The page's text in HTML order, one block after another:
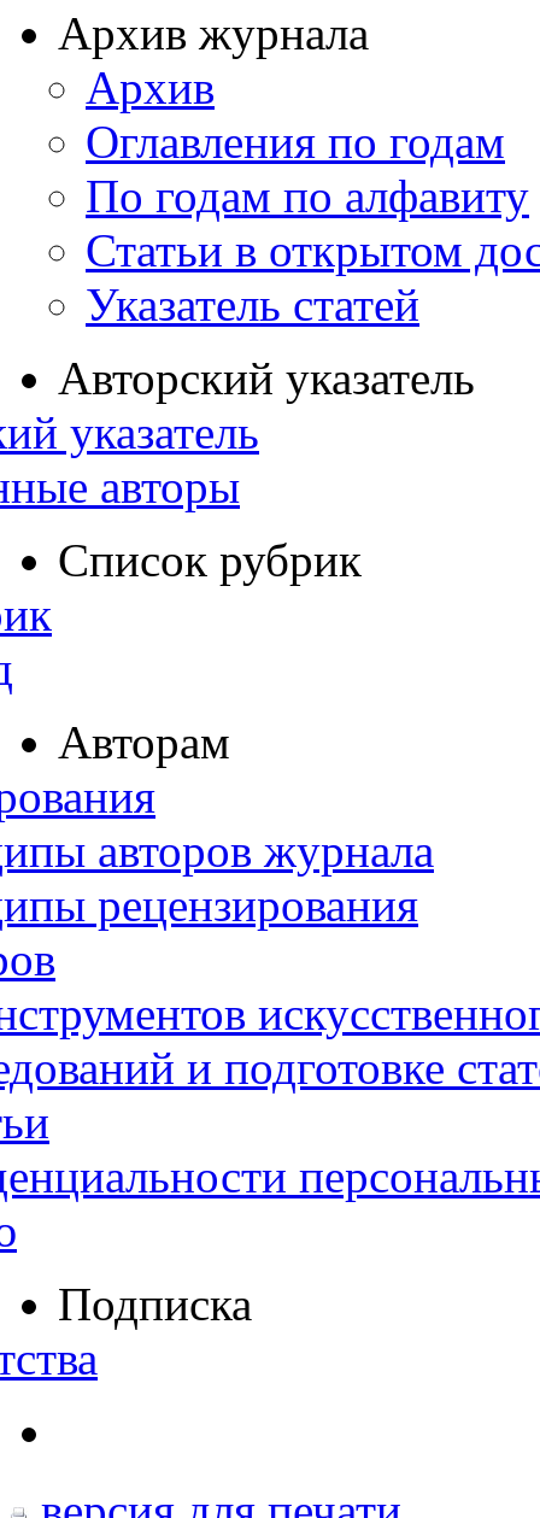
Архив журнала
Архив
Оглавления по годам
По годам по алфавиту
Статьи в открытом
Указатель статей
Авторский указатель
указатель
авторы
Список рубрик
Авторам
авторов журнала
рецензирования
и подготовке
Подписка